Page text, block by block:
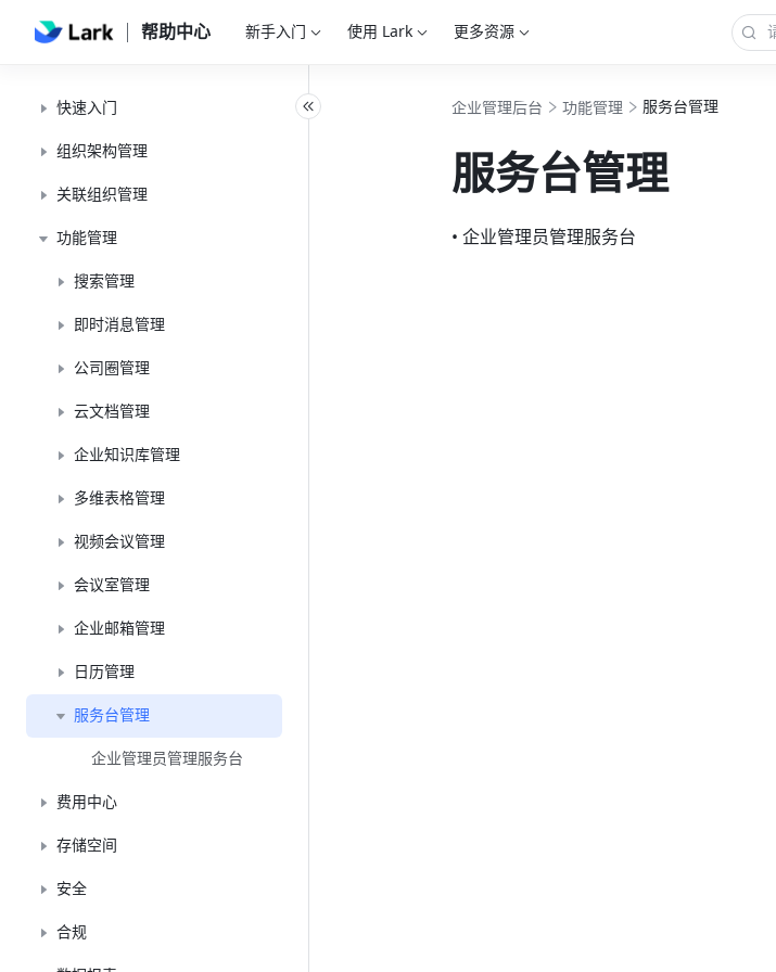
帮助中心 新手入门 使用 Lark 更多资源
快速入门
组织架构管理
关联组织管理
功能管理
搜索管理
即时消息管理
公司圈管理
云文档管理
企业知识库管理
多维表格管理
视频会议管理
会议室管理
企业邮箱管理
日历管理
服务台管理
企业管理员管理服务台
费用中心
存储空间
安全
合规
企业管理后台 功能管理 服务台管理
服务台管理
• 企业管理员管理服务台